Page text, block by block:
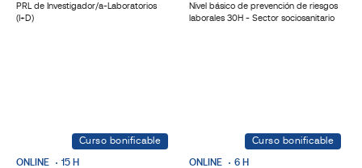
PRL de Investigador/a-Laboratorios
(I+D)
Nivel básico de prevención de riesgos
laborales 30H - Sector sociosanitario
Curso bonificable
ONLINE 15 H
Curso bonificable
ONLINE 6 H